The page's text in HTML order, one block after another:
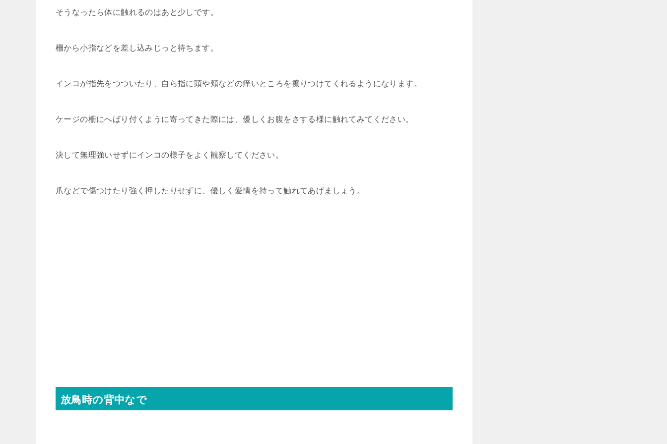
そうなったら体に触れるのはあと少しです。
柵から小指などを差し込みじっと待ちます。
インコが指先をつついたり、自ら指に頭や頬などの痒いところを擦りつけてくれるようになります。
ケージの柵にへばり付くように寄ってきた際には、優しくお腹をさする様に触れてみてください。
決して無理強いせずにインコの様子をよく観察してください。
爪などで傷つけたり強く押したりせずに、優しく愛情を持って触れてあげましょう。
放鳥時の背中なで